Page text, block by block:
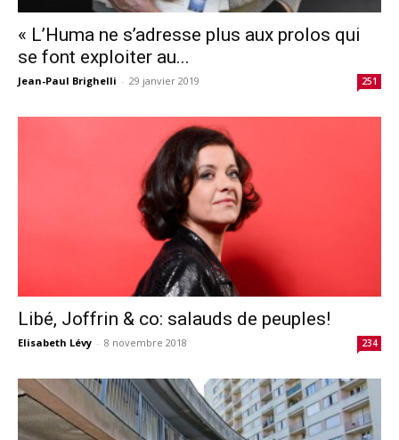
« L’Huma ne s’adresse plus aux prolos qui
se font exploiter au...
Jean-Paul Brighelli - 29 janvier 2019 251
Libé, Joffrin & co: salauds de peuples!
Elisabeth Lévy - 8 novembre 2018 234